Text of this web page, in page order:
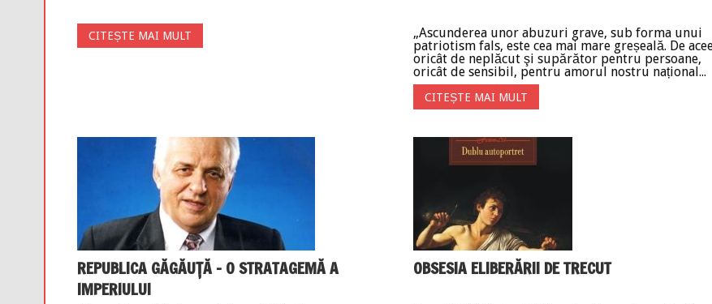
CITEȘTE MAI MULT
„Ascunderea unor abuzuri grave, sub forma unui
patriotism fals, este cea mai mare greșeală. De
oricât de neplăcut şi supărător pentru persoane,
oricât de sensibil, pentru amorul nostru național...
CITEȘTE MAI MULT
REPUBLICA GĂGĂUȚĂ – O STRATAGEMĂ A
IMPERIULUI
OBSESIA ELIBERĂRII DE TRECUT